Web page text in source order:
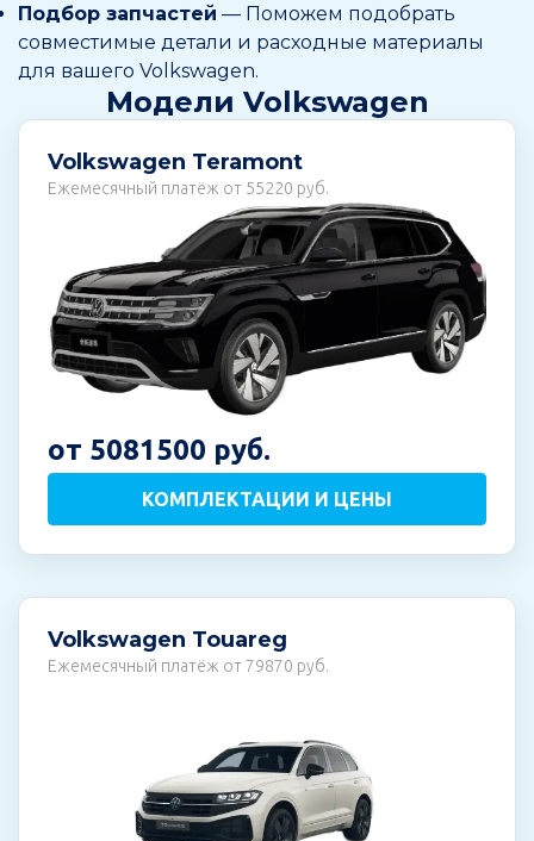
Подбор запчастей — Поможем подобрать
совместимые детали и расходные материалы
для вашего Volkswagen.
Модели Volkswagen
Volkswagen Teramont
Ежемесячный платёж от 55220 руб.
от 5081500 руб.
КОМПЛЕКТАЦИИ И ЦЕНЫ
Volkswagen Touareg
Ежемесячный платёж от 79870 руб.